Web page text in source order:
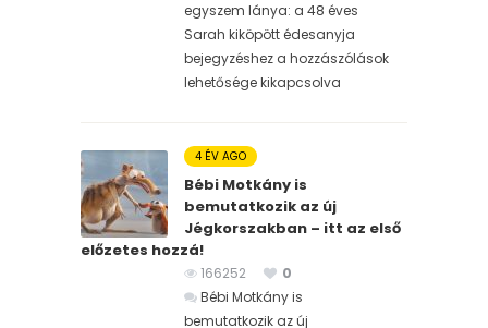
egyszem lánya: a 48 éves
Sarah kiköpött édesanyja
bejegyzéshez a hozzászólások
lehetősége kikapcsolva
4 ÉV AGO
Bébi Motkány is
bemutatkozik az új
Jégkorszakban – itt az első
előzetes hozzá!
166252
0
Bébi Motkány is
bemutatkozik az új